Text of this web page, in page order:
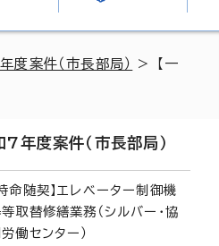
度案件（市長部局）
> 【一
7年度案件（市長部局）
特命随契】エレベーター制御機
取替修繕業務（シルバー・協
労働センター）